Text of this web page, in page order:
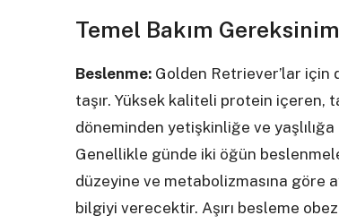
Temel Bakım
Beslenme: Golden Retriever’lar
taşır. Yüksek kaliteli protein içeren,
döneminden yetişkinliğe ve
Genellikle günde iki öğün
düzeyine ve metabolizmasına göre
bilgiyi verecektir. Aşırı besleme